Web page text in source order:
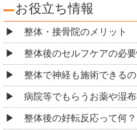
お役立ち情報
整体・接骨院のメリット
整体後のセルフケアの必
整体で神経も施術できるの
病院等でもらうお薬や湿
整体後の好転反応って何？